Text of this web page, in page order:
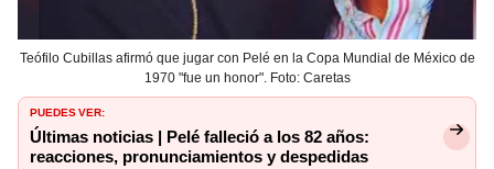
Teófilo Cubillas afirmó que jugar con Pelé en la Copa Mundial de México de
1970 "fue un honor". Foto: Caretas
PUEDES VER:
Últimas noticias | Pelé falleció a los 82 años:
reacciones, pronunciamientos y despedidas